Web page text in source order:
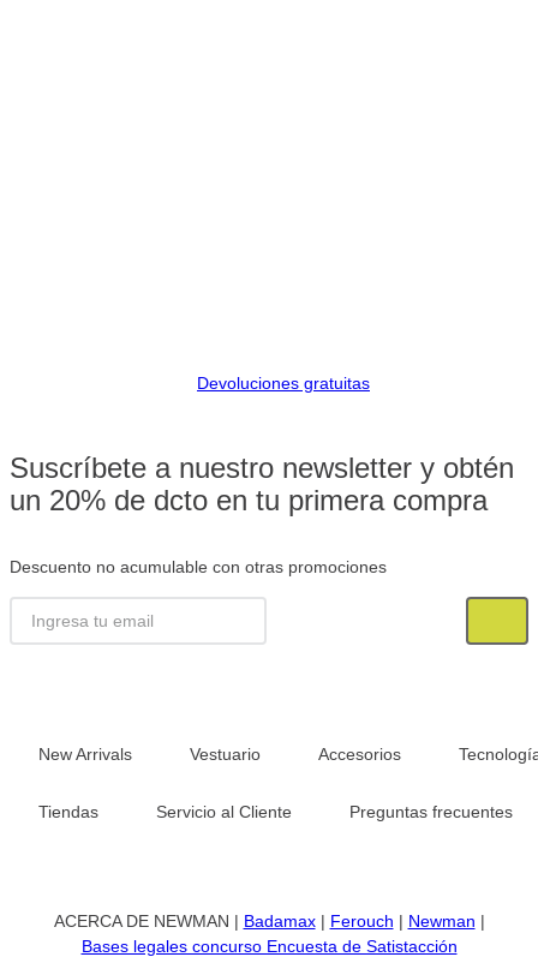
Devoluciones gratuitas
Suscríbete a nuestro newsletter y obtén
un 20% de dcto en tu primera compra
Descuento no acumulable con otras promociones
New Arrivals Vestuario Accesorios
Tiendas Servicio al Cliente Preguntas frecuentes
ACERCA DE NEWMAN | Badamax| Ferouch | Newman |
Bases legales concurso Encuesta de Satistacción